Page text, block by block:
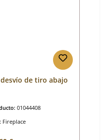
de tiro abajo
01044408
Fireplace